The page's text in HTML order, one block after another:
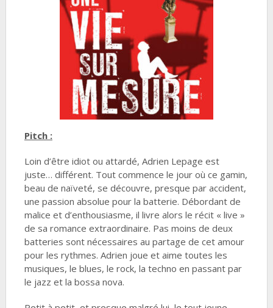
Pitch :
Loin d’être idiot ou attardé, Adrien Lepage est
juste… différent. Tout commence le jour où ce gamin,
beau de naïveté, se découvre, presque par accident,
une passion absolue pour la batterie. Débordant de
malice et d’enthousiasme, il livre alors le récit « live »
de sa romance extraordinaire. Pas moins de deux
batteries sont nécessaires au partage de cet amour
pour les rythmes. Adrien joue et aime toutes les
musiques, le blues, le rock, la techno en passant par
le jazz et la bossa nova.